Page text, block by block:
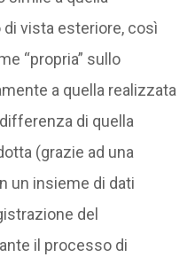
vista esteriore, così
“propria” sullo
a quella realizzata
di quella
(grazie ad una
un insieme di dati
del
il processo di